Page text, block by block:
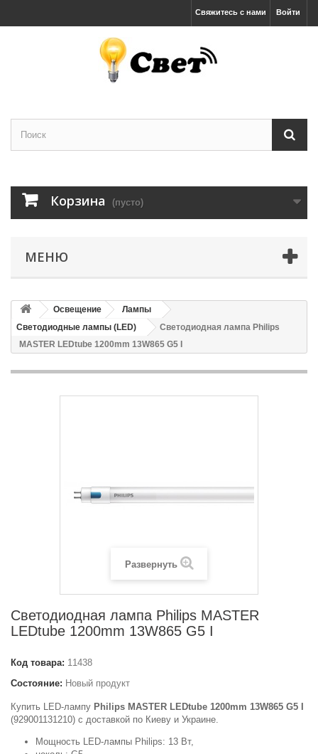
Войти
Свяжитесь с нами
Корзина (пусто)
МЕНЮ
Освещение
Лампы
Светодиодные лампы (LED)
Светодиодная лампа Philips
MASTER LEDtube 1200mm 13W865 G5 I
Развернуть
Светодиодная лампа Philips MASTER
LEDtube 1200mm 13W865 G5 I
Код товара: 11438
Состояние: Новый продукт
Купить LED-лампу Philips MASTER LEDtube 1200mm 13W865 G5 I
(929001131210) c доставкой по Киеву и Украине.
Мощность LED-лампы Philips: 13 Вт,